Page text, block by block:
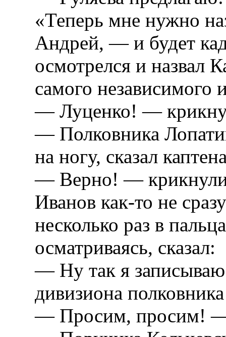
«Теперь мне нужно
Андрей, — и будет
осмотрелся и назвал
самого независимого
— Луценко! —
— Полковника
на ногу, сказал
— Верно! — крикнули
Иванов как-то не
несколько раз в
осматриваясь, сказал:
— Ну так я
дивизиона
— Просим, просим! —